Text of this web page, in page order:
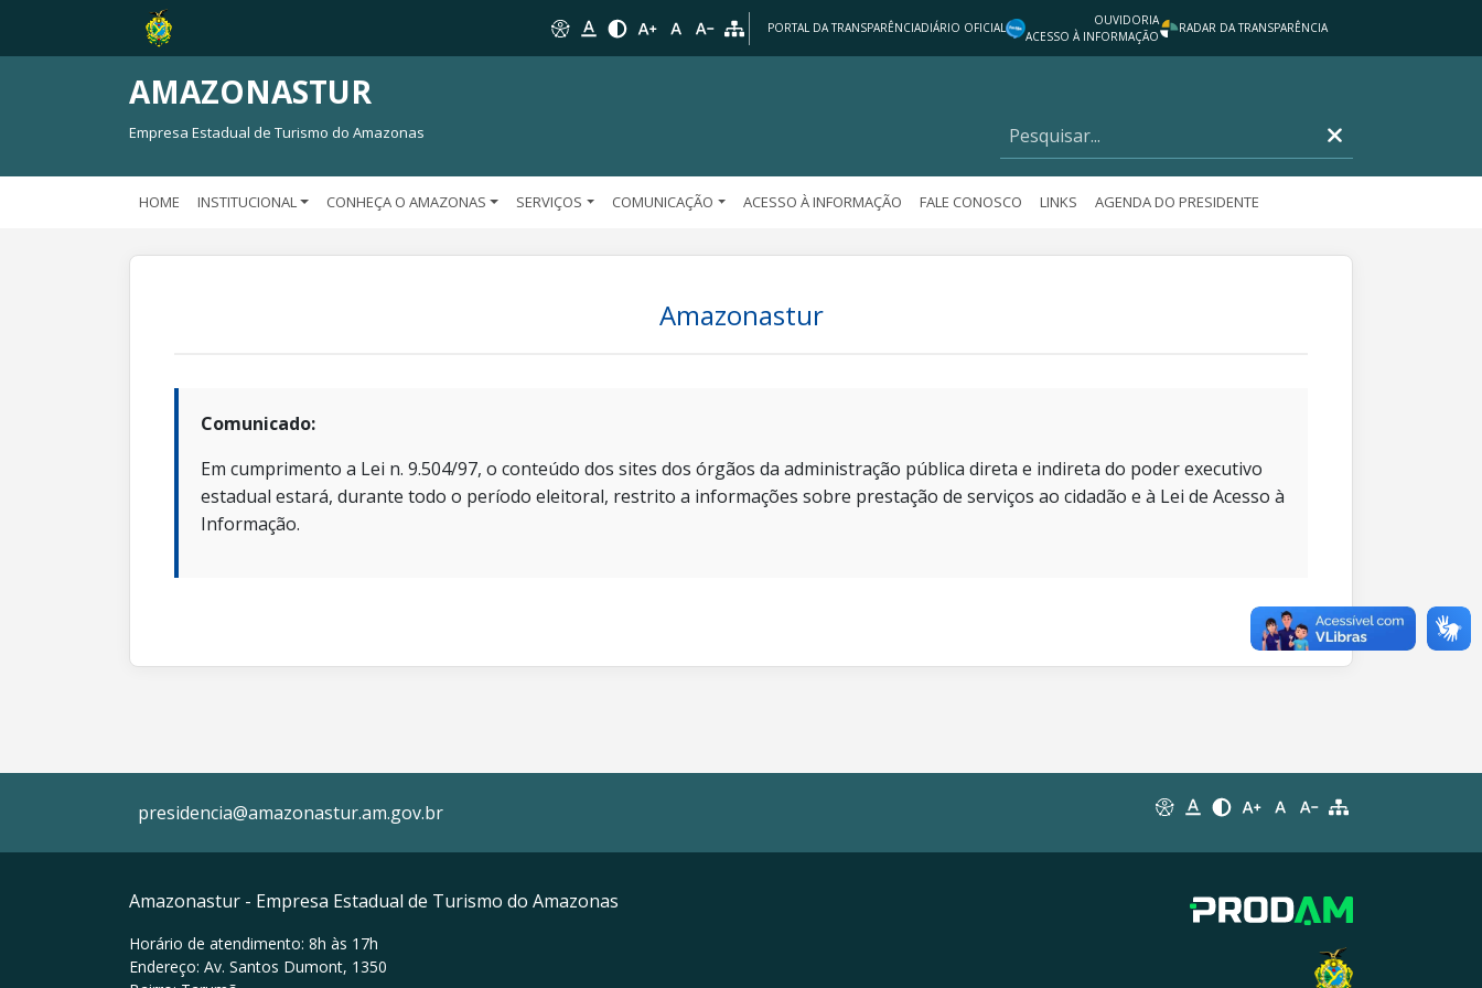
PORTAL DA TRANSPARÊNCIADIÁRIO OFICIAL
OUVIDORIA
ACESSO À INFORMAÇÃO
RADAR DA TRANSPARÊNCIA
AMAZONASTUR
Empresa Estadual de Turismo do Amazonas
HOME INSTITUCIONAL CONHEÇA O AMAZONAS SERVIÇOS COMUNICAÇÃO ACESSO À INFORMAÇÃO FALE CONOSCO LINKS AGENDA DO PRESIDENTE
Amazonastur
Comunicado:
Em cumprimento a Lei n. 9.504/97, o conteúdo dos sites dos órgãos da administração pública direta e indireta do poder executivo
estadual estará, durante todo o período eleitoral, restrito a informações sobre prestação de serviços ao cidadão e à Lei de Acesso à
Informação.
presidencia@amazonastur.am.gov.br
Amazonastur - Empresa Estadual de Turismo do Amazonas
Horário de atendimento: 8h às 17h
Endereço: Av. Santos Dumont, 1350